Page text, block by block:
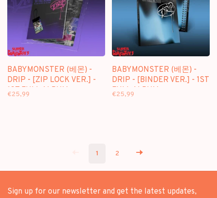
BABYMONSTER (베몬) -
DRIP - [ZIP LOCK VER.] -
1ST FULL ALBUM
€25,99
BABYMONSTER (베몬) -
DRIP - [BINDER VER.] - 1ST
FULL ALBUM
€25,99
1 2
Sign up for our newsletter and get the latest updates,